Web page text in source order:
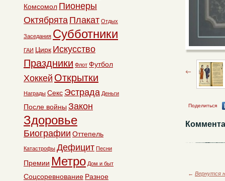
Поделиться
← Вернутся
Комсомол Пионеры
Октябрята Плакат Отдых
Заседания Субботники
ГАИ Цирк Искусство
Праздники Флот Футбол
Хоккей Открытки
Награды Секс Эстрада Деньги
После войны Закон
Здоровье
Биографии Оттепель
Катастрофы Дефицит Песни
Премии Метро Дом и быт
Соцсоревнование Разное